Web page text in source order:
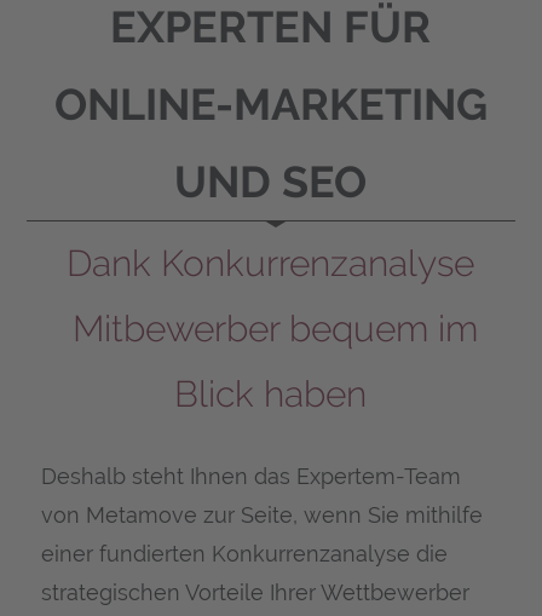
EXPER­TEN FÜR
ONLINE-MAR­KE­TING
UND SEO
Dank Kon­kur­renz­ana­ly­se
Mit­be­wer­ber bequem im
Blick haben
Des­halb steht Ihnen das Exper­tem-Team
von Meta­mo­ve zur Sei­te, wenn Sie mit­hil­fe
einer fun­dier­ten Kon­kur­renz­ana­ly­se die
stra­te­gi­schen Vor­tei­le Ihrer Wett­be­wer­ber